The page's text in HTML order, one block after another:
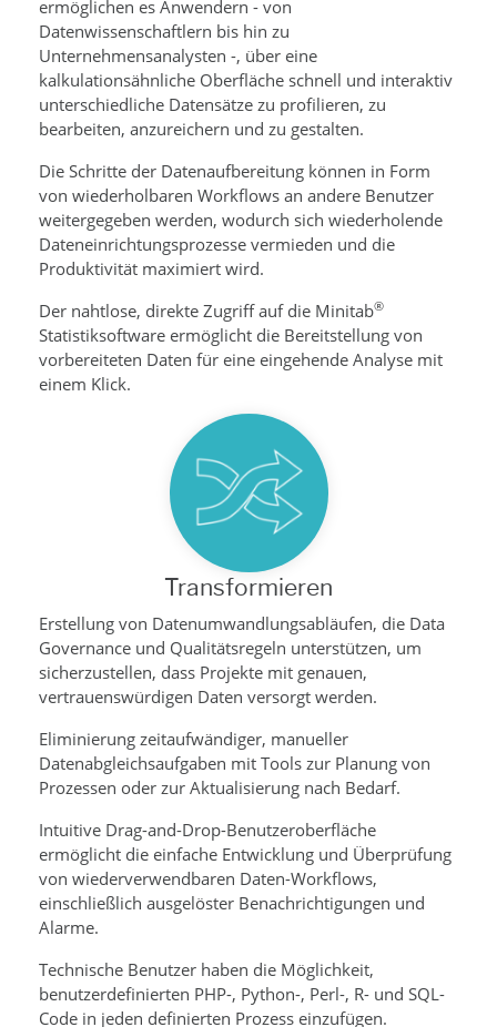
ermöglichen es Anwendern - von
Datenwissenschaftlern bis hin zu
Unternehmensanalysten -, über eine
kalkulationsähnliche Oberfläche schnell und interaktiv
unterschiedliche Datensätze zu profilieren, zu
bearbeiten, anzureichern und zu gestalten.
Die Schritte der Datenaufbereitung können in Form
von wiederholbaren Workflows an andere Benutzer
weitergegeben werden, wodurch sich wiederholende
Dateneinrichtungsprozesse vermieden und die
Produktivität maximiert wird.
Der nahtlose, direkte Zugriff auf die Minitab®
Statistiksoftware ermöglicht die Bereitstellung von
vorbereiteten Daten für eine eingehende Analyse mit
einem Klick.
Transformieren
Erstellung von Datenumwandlungsabläufen, die Data
Governance und Qualitätsregeln unterstützen, um
sicherzustellen, dass Projekte mit genauen,
vertrauenswürdigen Daten versorgt werden.
Eliminierung zeitaufwändiger, manueller
Datenabgleichsaufgaben mit Tools zur Planung von
Prozessen oder zur Aktualisierung nach Bedarf.
Intuitive Drag-and-Drop-Benutzeroberfläche
ermöglicht die einfache Entwicklung und Überprüfung
von wiederverwendbaren Daten-Workflows,
einschließlich ausgelöster Benachrichtigungen und
Alarme.
Technische Benutzer haben die Möglichkeit,
benutzerdefinierten PHP-, Python-, Perl-, R- und SQL-
Code in jeden definierten Prozess einzufügen.